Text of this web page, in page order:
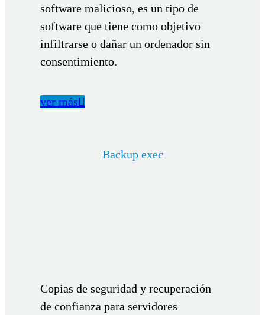
software malicioso, es un tipo de
software que tiene como objetivo
infiltrarse o dañar un ordenador sin
consentimiento.
ver más
Backup exec
Copias de seguridad y recuperación
de confianza para servidores